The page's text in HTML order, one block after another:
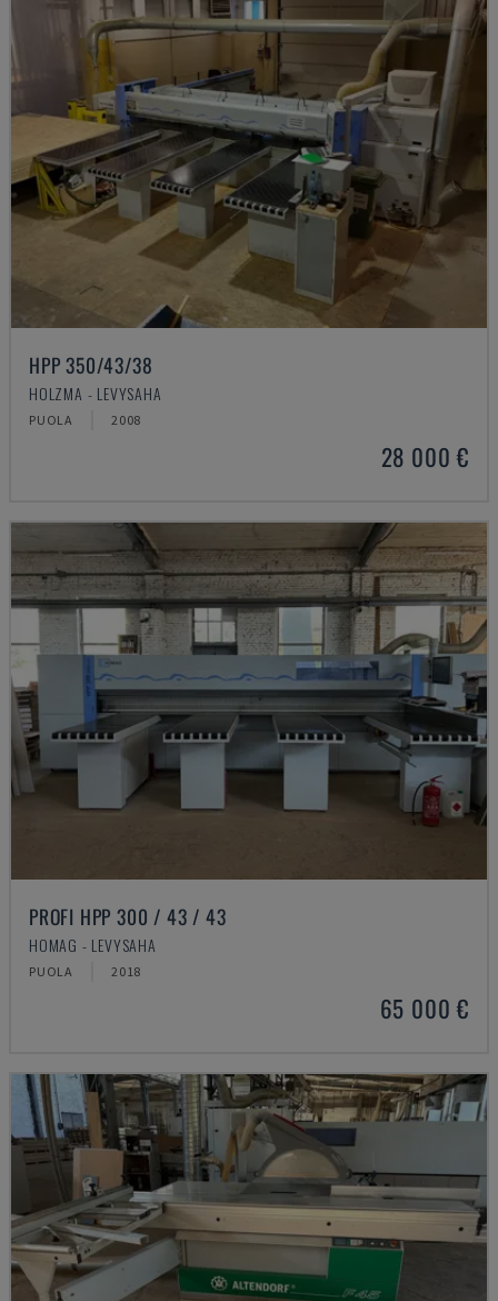
HPP 350/43/38
HOLZMA - LEVYSAHA
PUOLA 2008
28 000 €
PROFI HPP 300 / 43 / 43
HOMAG - LEVYSAHA
PUOLA 2018
65 000 €